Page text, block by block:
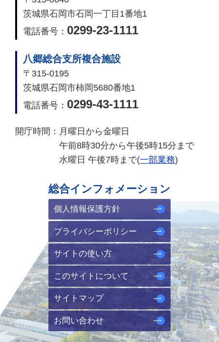
茨城県石岡市石岡一丁目1番地1
電話番号： 0299-23-1111
八郷総合支所複合施設
〒315-0195
茨城県石岡市柿岡5680番地1
電話番号： 0299-43-1111
開庁時間： 月曜日から金曜日
午前8時30分から午後5時15分まで
水曜日 午後7時まで(一部業務)
総合インフォメーション
個人情報保護方針
プライバシーポリシー
サイトの使い方
このサイトについて
サイトマップ
お問い合わせ